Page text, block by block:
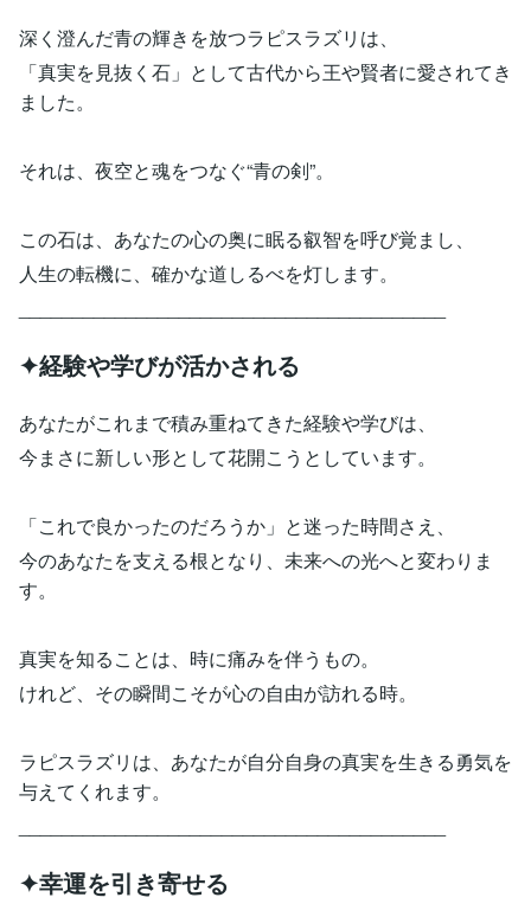
深く澄んだ青の輝きを放つラピスラズリは、
「真実を見抜く石」として古代から王や賢者に愛されてき
ました。
それは、夜空と魂をつなぐ“青の剣”。
この石は、あなたの心の奥に眠る叡智を呼び覚まし、
人生の転機に、確かな道しるべを灯します。
✦経験や学びが活かされる
あなたがこれまで積み重ねてきた経験や学びは、
今まさに新しい形として花開こうとしています。
「これで良かったのだろうか」と迷った時間さえ、
今のあなたを支える根となり、未来への光へと変わりま
す。
真実を知ることは、時に痛みを伴うもの。
けれど、その瞬間こそが心の自由が訪れる時。
ラピスラズリは、あなたが自分自身の真実を生きる勇気を
与えてくれます。
✦幸運を引き寄せる